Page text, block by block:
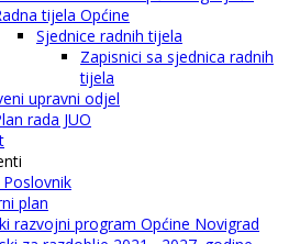
tijela Općine
Sjednice radnih tijela
Zapisnici sa sjednica radnih
tijela
upravni odjel
rada JUO
plan
razvojni program Općine Novigrad